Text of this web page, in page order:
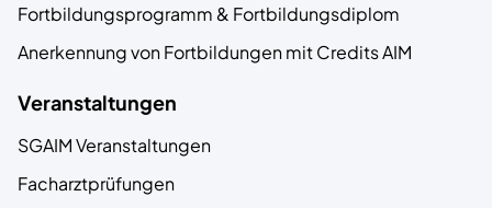
Fortbildungsprogramm & Fortbildungsdiplom
Anerkennung von Fortbildungen mit Credits AIM
Veranstaltungen
SGAIM Veranstaltungen
Facharztprüfungen